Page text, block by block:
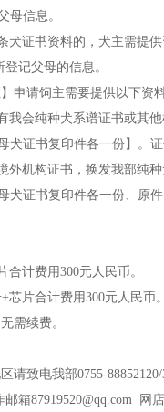
母信息。
证书资料的，犬主需提
记父母的信息。
申请饲主需要提供以下资料
会纯种犬系谱证书或其
犬证书复印件各一份】。证
机构证书，换发我部纯
犬证书复印件各一份、原
计费用300元人民币。
片合计费用300元人民币。
需续费。
致电我部0755-88852120/
邮箱87919520@qq.com网店